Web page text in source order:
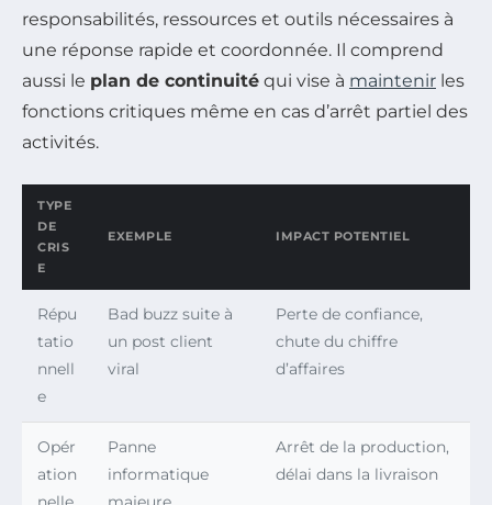
responsabilités, ressources et outils nécessaires à
une réponse rapide et coordonnée. Il comprend
aussi le plan de continuité qui vise à maintenir les
fonctions critiques même en cas d’arrêt partiel des
activités.
TYPE
DE
CRIS
E
EXEMPLE IMPACT POTENTIEL
Répu
tatio
nnell
e
Bad buzz suite à
un post client
viral
Perte de confiance,
chute du chiffre
d’affaires
Opér
ation
Panne
informatique
Arrêt de la production,
délai dans la livraison